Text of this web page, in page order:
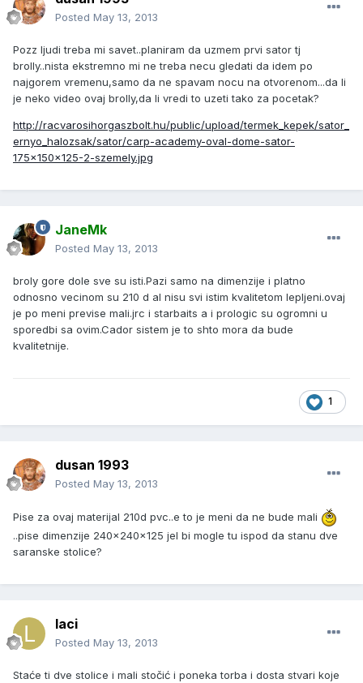
Posted May 13, 2013
Pozz ljudi treba mi savet..planiram da uzmem prvi sator tj
brolly..nista ekstremno mi ne treba necu gledati da idem po
najgorem vremenu,samo da ne spavam nocu na otvorenom...da li
je neko video ovaj brolly,da li vredi to uzeti tako za pocetak?
http://racvarosihorgaszbolt.hu/public/upload/termek_kepek/sator_
ernyo_halozsak/sator/carp-academy-oval-dome-sator-
175x150x125-2-szemely.jpg
JaneMk
Posted May 13, 2013
broly gore dole sve su isti.Pazi samo na dimenzije i platno
odnosno vecinom su 210 d al nisu svi istim kvalitetom lepljeni.ovaj
je po meni previse mali.jrc i starbaits a i prologic su ogromni u
sporedbi sa ovim.Cador sistem je to shto mora da bude
kvalitetnije.
1
dusan 1993
Posted May 13, 2013
Pise za ovaj materijal 210d pvc..e to je meni da ne bude mali
..pise dimenzije 240x240x125 jel bi mogle tu ispod da stanu dve
saranske stolice?
laci
Posted May 13, 2013
Staće ti dve stolice i mali stočić i poneka torba i dosta stvari koje